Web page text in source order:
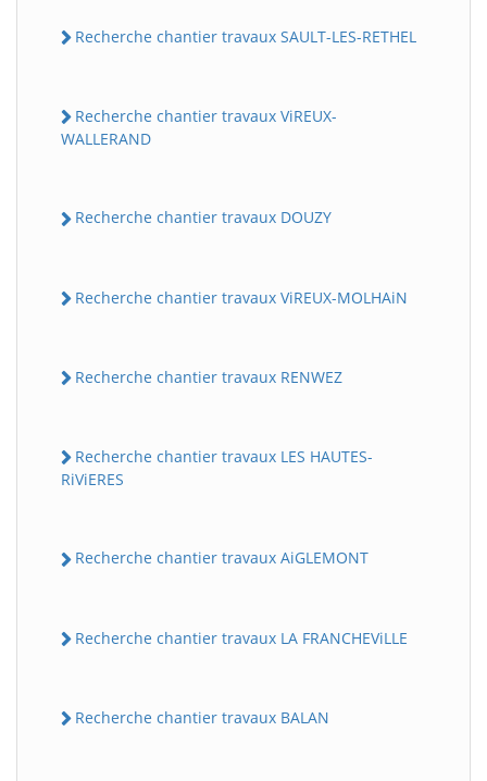
Recherche chantier travaux SAULT-LES-RETHEL
Recherche chantier travaux ViREUX-
WALLERAND
Recherche chantier travaux DOUZY
Recherche chantier travaux ViREUX-MOLHAiN
Recherche chantier travaux RENWEZ
Recherche chantier travaux LES HAUTES-
RiViERES
Recherche chantier travaux AiGLEMONT
Recherche chantier travaux LA FRANCHEViLLE
Recherche chantier travaux BALAN